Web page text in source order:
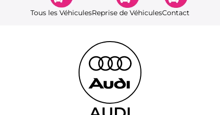
Tous les VéhiculesReprise de VéhiculesContact